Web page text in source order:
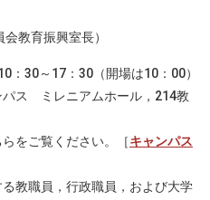
育振興室長）
30～17：30（開場は10：00）
パス ミレニアムホール，214教
ご覧ください。［キャンパス
教職員，行政職員，および大学